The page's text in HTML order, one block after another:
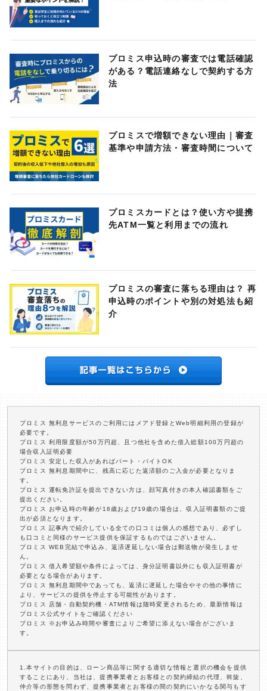
プロミス申込時の審査では電話確認
がある？電話連絡なしで契約する方
法
プロミスで増額できない理由｜審査
基準や申請方法・審査時間について
プロミスカードとは？使い方や提携
先ATM一覧と利用までの流れ
プロミスの審査に落ちる理由は？ 再
申込時のポイントや別の対処法も紹
介
プロミス 無利息サービスのご利用にはメアド登録とWeb明細利用の登録が
必要です。
プロミス 利用限度額が50万円超、且つ他社を含めた借入総額100万円超の
場合収入証明必要
プロミス 安定した収入があればパート・バイトOK
プロミス 無利息期間中に、残高に応じた返済額のご入金が必要となりま
す。
プロミス 運転免許証を提出できない方は、顔写真付きの本人確認書類をご
提出ください。
プロミス お申込時の年齢が18歳および19歳の場合は、収入証明書類のご提
出が必須となります。
プロミス 記事内で紹介している全ての口コミは個人の感想であり、必ずし
も口コミと同様のサービス提供を保証するものではございません。
プロミス WEB完結で申込み、返済遅延しない場合は郵送物が発生しませ
ん。
プロミス 借入希望額や条件によっては、身分証明書以外にも収入証明書が
必要となる場合があります。
プロミス 無利息期間中であっても、返済に遅延した場合やその他の事情に
より、サービスの提供を停止する可能性があります。
プロミス 店舗・自動契約機・ATM情報は随時変更されるため、最新情報は
プロミス公式サイトをご確認ください
プロミス ※お申込み時間や審査によりご希望に添えない場合がございま
す。
1.本サイトの目的は、ローン商品等に関する適切な情報と選択の機会を提供
することにあり、当社は、提携事業者とお客様との契約締結の代理、斡旋、
仲介等の形態を問わず、提携事業者とお客様の間の契約にいかなる関与もす